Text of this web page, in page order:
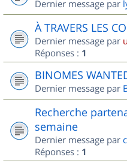
Dernier message par
À TRAVERS LES
Dernier message par
Réponses : 1
BINOMES
Dernier message par
Recherche
semaine
Dernier message par
Réponses : 1